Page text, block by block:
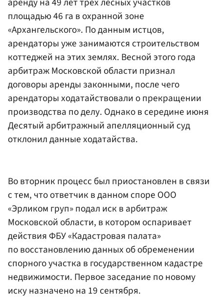
площадью 46 га в охранной зоне
«Архангельского». По данным истцов,
арендаторы уже занимаются строительством
коттеджей на этих землях. Весной этого года
арбитраж Московской области признал
договоры аренды законными, после чего
арендаторы ходатайствовали о прекращении
производства по делу. Однако в середине июня
Десятый арбитражный апелляционный суд
отклонил данные ходатайства.
Во вторник процесс был приостановлен в связи
с тем, что ответчик в данном споре ООО
«Эрликом груп» подал иск в арбитраж
Московской области, в котором оспаривает
действия ФБУ «Кадастровая палата»
по восстановлению данных об обременении
спорного участка в государственном кадастре
недвижимости. Первое заседание по новому
иску назначено на 19 сентября.